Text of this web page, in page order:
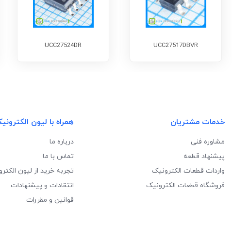
UCC27517DBVR
UCC27524DR
خدمات مشتریان
مشاوره فنی
پیشنهاد قطعه
واردات قطعات الکترونیک
فروشگاه قطعات الکترونیک
همراه با لیون
درباره ما
تماس با ما
تجربه خرید از لیون
انتقادات و پیشنهادات
قوانین و مقررات